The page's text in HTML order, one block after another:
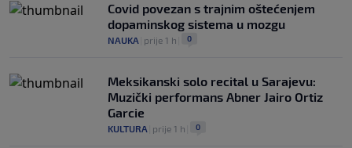
Covid povezan s trajnim oštećenjem
dopaminskog sistema u mozgu
NAUKA prije 1 h 0
Meksikanski solo recital u Sarajevu:
Muzički performans Abner Jairo Ortiz
Garcie
KULTURA prije 1 h 0